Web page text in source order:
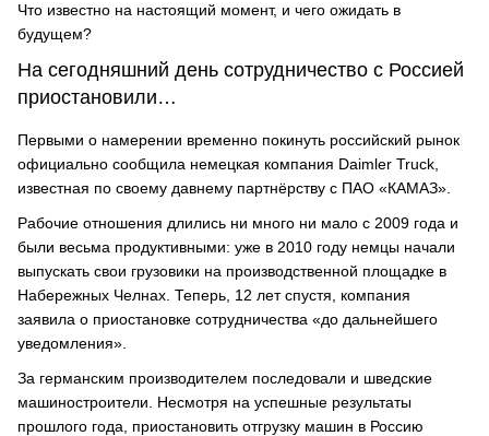
Что известно на настоящий момент, и чего ожидать в
будущем?
На сегодняшний день сотрудничество с Россией
приостановили…
Первыми о намерении временно покинуть российский рынок
официально сообщила немецкая компания Daimler Truck,
известная по своему давнему партнёрству с ПАО «КАМАЗ».
Рабочие отношения длились ни много ни мало с 2009 года и
были весьма продуктивными: уже в 2010 году немцы начали
выпускать свои грузовики на производственной площадке в
Набережных Челнах. Теперь, 12 лет спустя, компания
заявила о приостановке сотрудничества «до дальнейшего
уведомления».
За германским производителем последовали и шведские
машиностроители. Несмотря на успешные результаты
прошлого года, приостановить отгрузку машин в Россию